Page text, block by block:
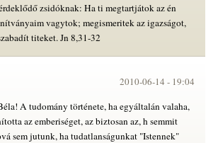
zsidóknak: Ha ti megtartjátok az én
vagytok; megismeritek az igazságot,
titeket. Jn 8,31-32
2010-06-14 - 19:04
A tudomány története, ha egyáltalán valaha,
az emberiséget, az biztosan az, h semmit
sem jutunk, ha tudatlanságunkat "Istennek"